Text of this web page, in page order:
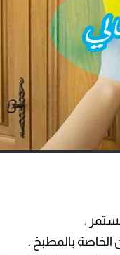
.
الخاصة بالمطبخ .